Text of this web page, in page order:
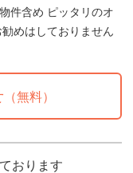
件含め ピッタリのオ
めはしておりません
（無料）
おります